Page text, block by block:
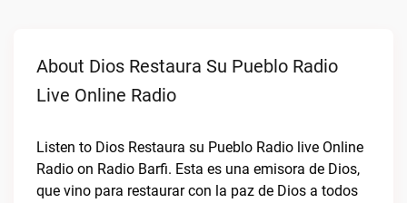
About Dios Restaura Su Pueblo Radio
Live Online Radio
Listen to Dios Restaura su Pueblo Radio live Online
Radio on Radio Barfi. Esta es una emisora de Dios,
que vino para restaurar con la paz de Dios a todos